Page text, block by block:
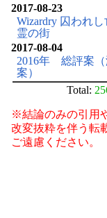
2017-08-23
Wizardry 囚われし
霊の街
2017-08-04
2016年 総評案
案）
Total:
※結論のみの引用
改変抜粋を伴う転
ご遠慮ください。